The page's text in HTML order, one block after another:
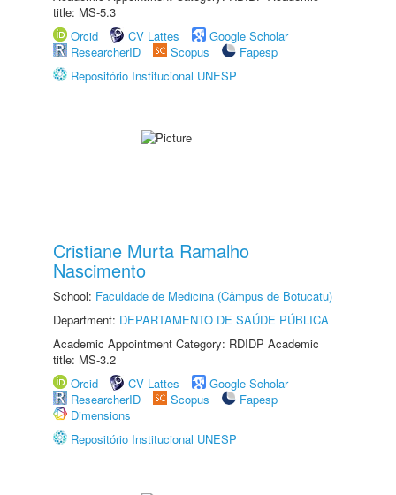
title: MS-5.3
Orcid
CV Lattes
Google Scholar
ResearcherID
Scopus
Fapesp
Repositório Institucional UNESP
Cristiane Murta Ramalho
Nascimento
School: Faculdade de Medicina (Câmpus de Botucatu)
Department: DEPARTAMENTO DE SAÚDE PÚBLICA
Academic Appointment Category: RDIDP Academic
title: MS-3.2
Orcid
CV Lattes
Google Scholar
ResearcherID
Scopus
Fapesp
Dimensions
Repositório Institucional UNESP